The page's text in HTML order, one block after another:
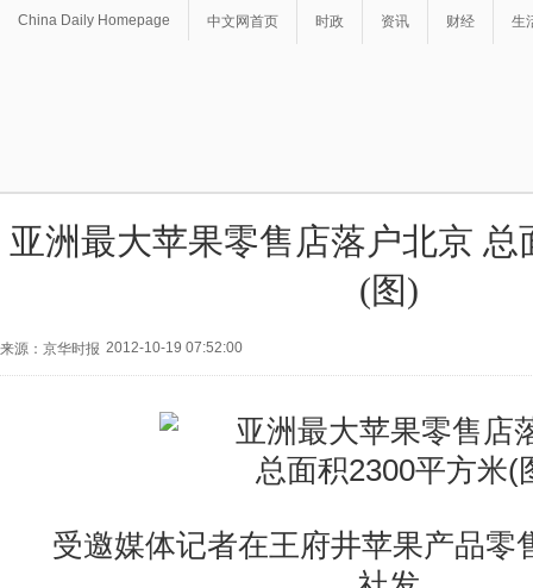
China Daily Homepage 中文网首页 时政 资讯 财经 生
亚洲最大苹果零售店落户北京 总
(图)
来源：京华时报 2012-10-19 07:52:00
受邀媒体记者在王府井苹果产品零